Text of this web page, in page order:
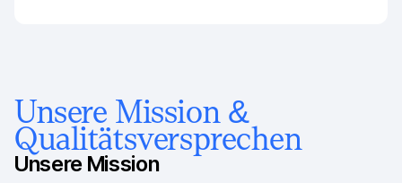
Unsere Mission &
Qualitätsversprechen
Unsere Mission